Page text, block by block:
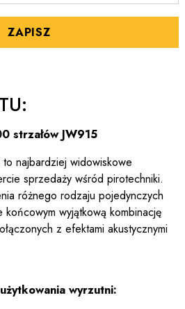
ZAPISZ
strzałów JW915
najbardziej widowiskowe
sprzedaży wśród pirotechniki.
różnego rodzaju pojedynczych
wyjątkową kombinację
z efektami akustycznymi
wyrzutni: